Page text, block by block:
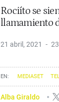
Rociíto se
llamamiento
21 abril, 2021
MEDIASET
Alba Giraldo